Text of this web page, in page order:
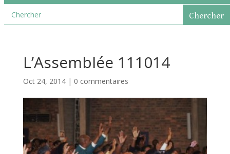
L’Assemblée 111014
Oct 24, 2014| 0 commentaires